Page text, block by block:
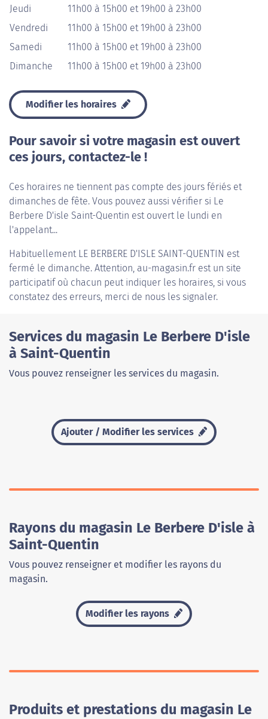
Jeudi
11h00 à 15h00 et 19h00 à 23h00
Vendredi
11h00 à 15h00 et 19h00 à 23h00
Samedi
11h00 à 15h00 et 19h00 à 23h00
Dimanche
11h00 à 15h00 et 19h00 à 23h00
Modifier les horaires
Pour savoir si votre magasin est ouvert
ces jours, contactez-le !
Ces horaires ne tiennent pas compte des jours fériés et
dimanches de fête. Vous pouvez aussi vérifier si Le
Berbere D'isle Saint-Quentin est ouvert le lundi en
l'appelant...
Habituellement LE BERBERE D'ISLE SAINT-QUENTIN est
fermé le dimanche. Attention, au-magasin.fr est un site
participatif où chacun peut indiquer les horaires, si vous
constatez des erreurs, merci de nous les signaler.
Services du magasin Le Berbere D'isle
à Saint-Quentin
Vous pouvez renseigner les services du magasin.
Ajouter / Modifier les services
Rayons du magasin Le Berbere D'isle à
Saint-Quentin
Vous pouvez renseigner et modifier les rayons du
magasin.
Modifier les rayons
Produits et prestations du magasin Le